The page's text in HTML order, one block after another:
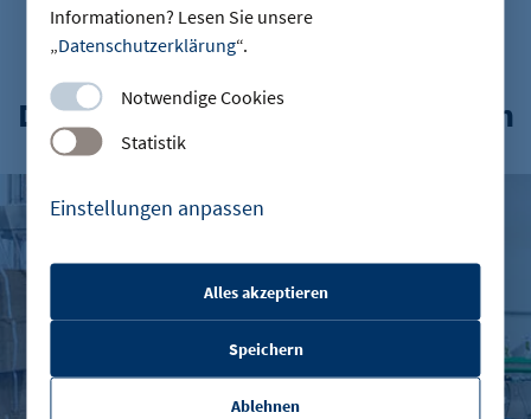
Informationen? Lesen Sie unsere
„Datenschutzerklärung“.
Notwendige Cookies
Statistik
Einstellungen anpassen
etracker Sitzungs-Cookie
Alles akzeptieren
Ablehnen
Speichern
Das könnte Sie auch interessieren